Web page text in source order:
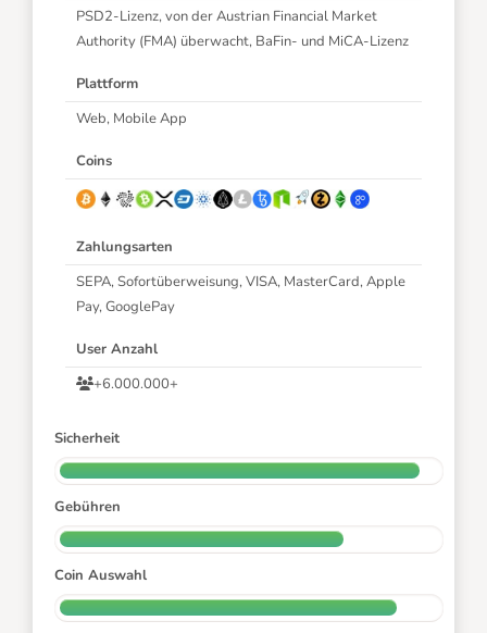
PSD2-Lizenz, von der Austrian Financial Market
Authority (FMA) überwacht, BaFin- und MiCA-Lizenz
Plattform
Web, Mobile App
Coins
Zahlungsarten
SEPA, Sofortüberweisung, VISA, MasterCard, Apple
Pay, GooglePay
User Anzahl
+6.000.000+
Sicherheit
Gebühren
Coin Auswahl